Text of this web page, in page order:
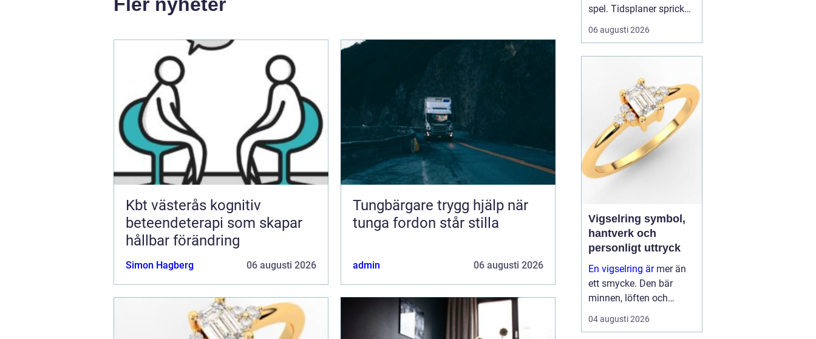
Kbt västerås kognitiv
beteendeterapi som skapar
hållbar förändring
Simon Hagberg 06 augusti 2026
Tungbärgare trygg hjälp när
tunga fordon står stilla
admin 06 augusti 2026
spel. Tidsplaner spricker,
gods blir försenat och
trafiken kan snabbt bli
resurs som ser till...
06 augusti 2026
Vigselring symbol,
hantverk och
personligt uttryck
En vigselring ärmer än
ett smycke. Den bär
minnen, löften och
förhoppningar om
framtiden. Formen är
04 augusti 2026